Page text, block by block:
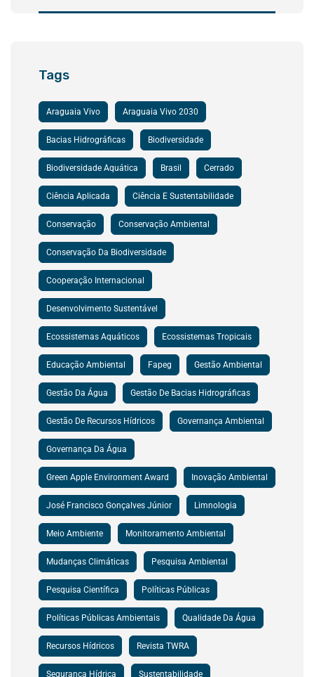
Tags
Araguaia Vivo Araguaia Vivo 2030
Bacias Hidrográficas Biodiversidade
Biodiversidade Aquática Brasil Cerrado
Ciência Aplicada Ciência E Sustentabilidade
Conservação Conservação Ambiental
Conservação Da Biodiversidade
Cooperação Internacional
Desenvolvimento Sustentável
Ecossistemas Aquáticos Ecossistemas Tropicais
Educação Ambiental Fapeg Gestão Ambiental
Gestão Da Água Gestão De Bacias Hidrográficas
Gestão De Recursos Hídricos Governança Ambiental
Governança Da Água
Green Apple Environment Award Inovação Ambiental
José Francisco Gonçalves Júnior Limnologia
Meio Ambiente Monitoramento Ambiental
Mudanças Climáticas Pesquisa Ambiental
Pesquisa Científica Políticas Públicas
Políticas Públicas Ambientais Qualidade Da Água
Recursos Hídricos Revista TWRA
Segurança Hídrica Sustentabilidade